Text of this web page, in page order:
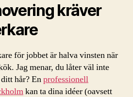
kräver
för jobbet är halva vinsten när
Jag menar, du låter väl inte
hår? Enprofessionell
kan ta dina idéer (oavsett